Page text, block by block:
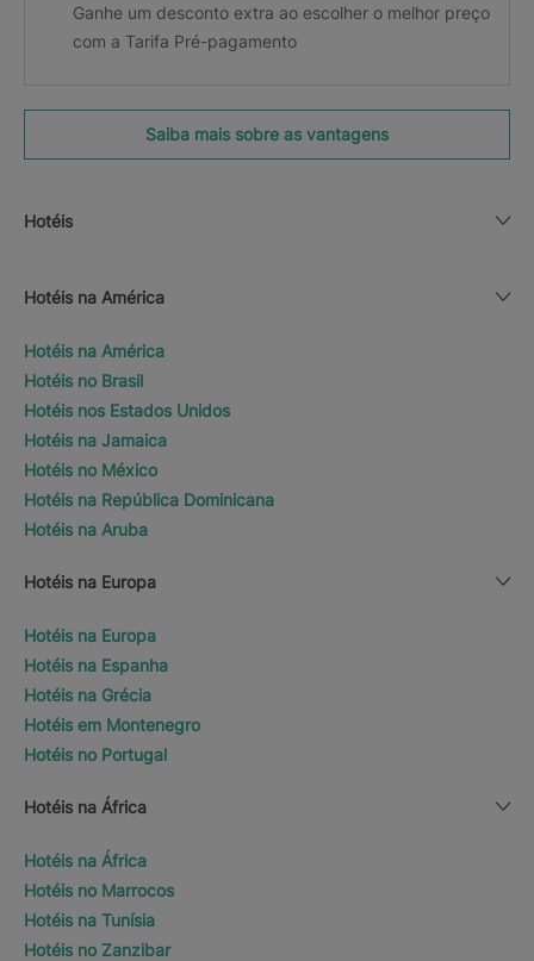
Ganhe um desconto extra ao escolher o melhor preço
com a Tarifa Pré-pagamento
Saiba mais sobre as vantagens
Hotéis
Hotéis na América
Hotéis na América
Hotéis no Brasil
Hotéis nos Estados Unidos
Hotéis na Jamaica
Hotéis no México
Hotéis na República Dominicana
Hotéis na Aruba
Hotéis na Europa
Hotéis na Europa
Hotéis na Espanha
Hotéis na Grécia
Hotéis em Montenegro
Hotéis no Portugal
Hotéis na África
Hotéis na África
Hotéis no Marrocos
Hotéis na Tunísia
Hotéis no Zanzibar